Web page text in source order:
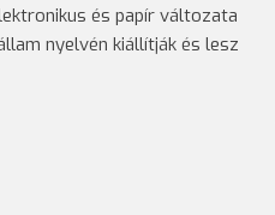
és papír változata
nyelvén kiállítják és lesz